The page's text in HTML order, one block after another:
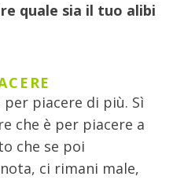
quale sia il tuo alibi
piacere di più. Sì
che è per piacere a
che se poi
ci rimani male,